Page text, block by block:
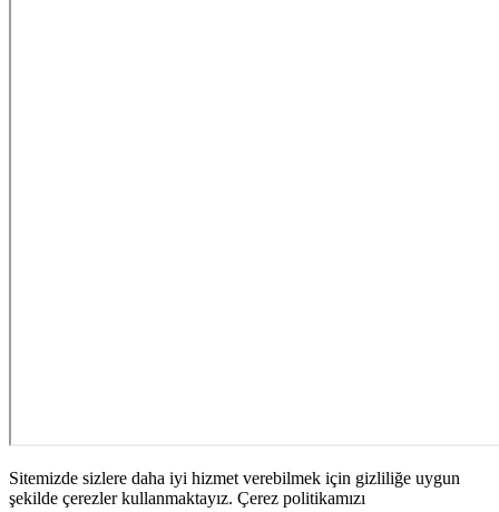
Sitemizde sizlere daha iyi hizmet verebilmek için gizliliğe uygun
şekilde çerezler kullanmaktayız. Çerez politikamızı